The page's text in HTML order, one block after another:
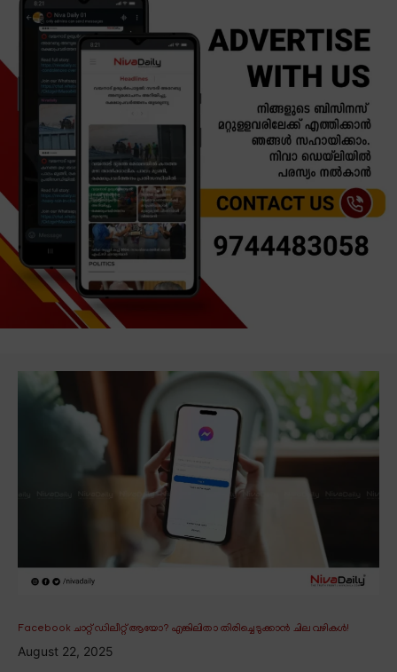
Facebook ചാറ്റ് ഡിലീറ്റ് ആയോ? എങ്കിലിതാ തിരിച്ചെടുക്കാൻ ചില വഴികൾ!
August 22, 2025